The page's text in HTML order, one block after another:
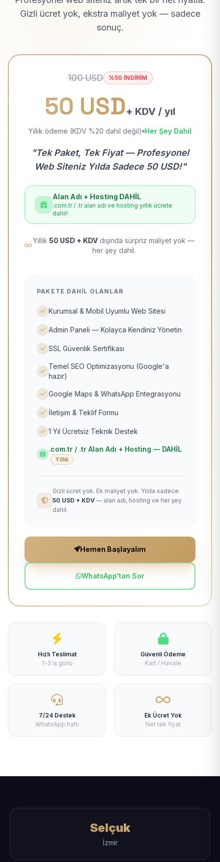
Gizli ücret yok, ekstra maliyet yok — sadece
sonuç.
100 USD %50 İNDİRİM
50 USD+ KDV / yıl
Yıllık ödeme (KDV %20 dahil değil) Her Şey Dahil
"Tek Paket, Tek Fiyat — Profesyonel
Web Siteniz Yılda Sadece 50 USD!"
Alan Adı + Hosting DAHİL
.com.tr / .tr alan adı ve hosting yıllık ücrete
dahil!
Yıllık 50 USD + KDV dışında sürpriz maliyet yok —
her şey dahil.
PAKETE DAHIL OLANLAR
Kurumsal & Mobil Uyumlu Web Sitesi
Admin Paneli — Kolayca Kendiniz Yönetin
SSL Güvenlik Sertifikası
Temel SEO Optimizasyonu (Google'a
hazır)
Google Maps & WhatsApp Entegrasyonu
İletişim & Teklif Formu
1 Yıl Ücretsiz Teknik Destek
.com.tr / .tr Alan Adı + Hosting — DAHİL
Yıllık
Gizli ücret yok. Ek maliyet yok. Yılda sadece
50 USD + KDV — alan adı, hosting ve her şey
dahil.
Hemen Başlayalım
WhatsApp'tan Sor
Hızlı Teslimat
1-3 iş günü
Güvenli Ödeme
Kart / Havale
7/24 Destek
WhatsApp hattı
Ek Ücret Yok
Net tek fiyat
Selçuk
İzmir